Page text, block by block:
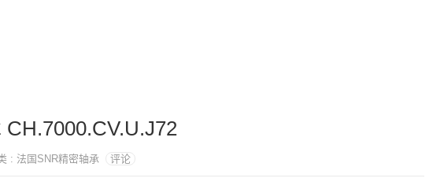
: 法国SNR精密轴承 评论